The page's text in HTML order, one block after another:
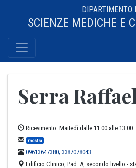
DIPARTIMENTO
SCIENZE MEDICHE E
Serra
Ricevimento: Martedì dalle 11.00 alle 13.00
mostra
09613647380; 3387078043
Edificio Clinico, Pad. A, secondo livello -